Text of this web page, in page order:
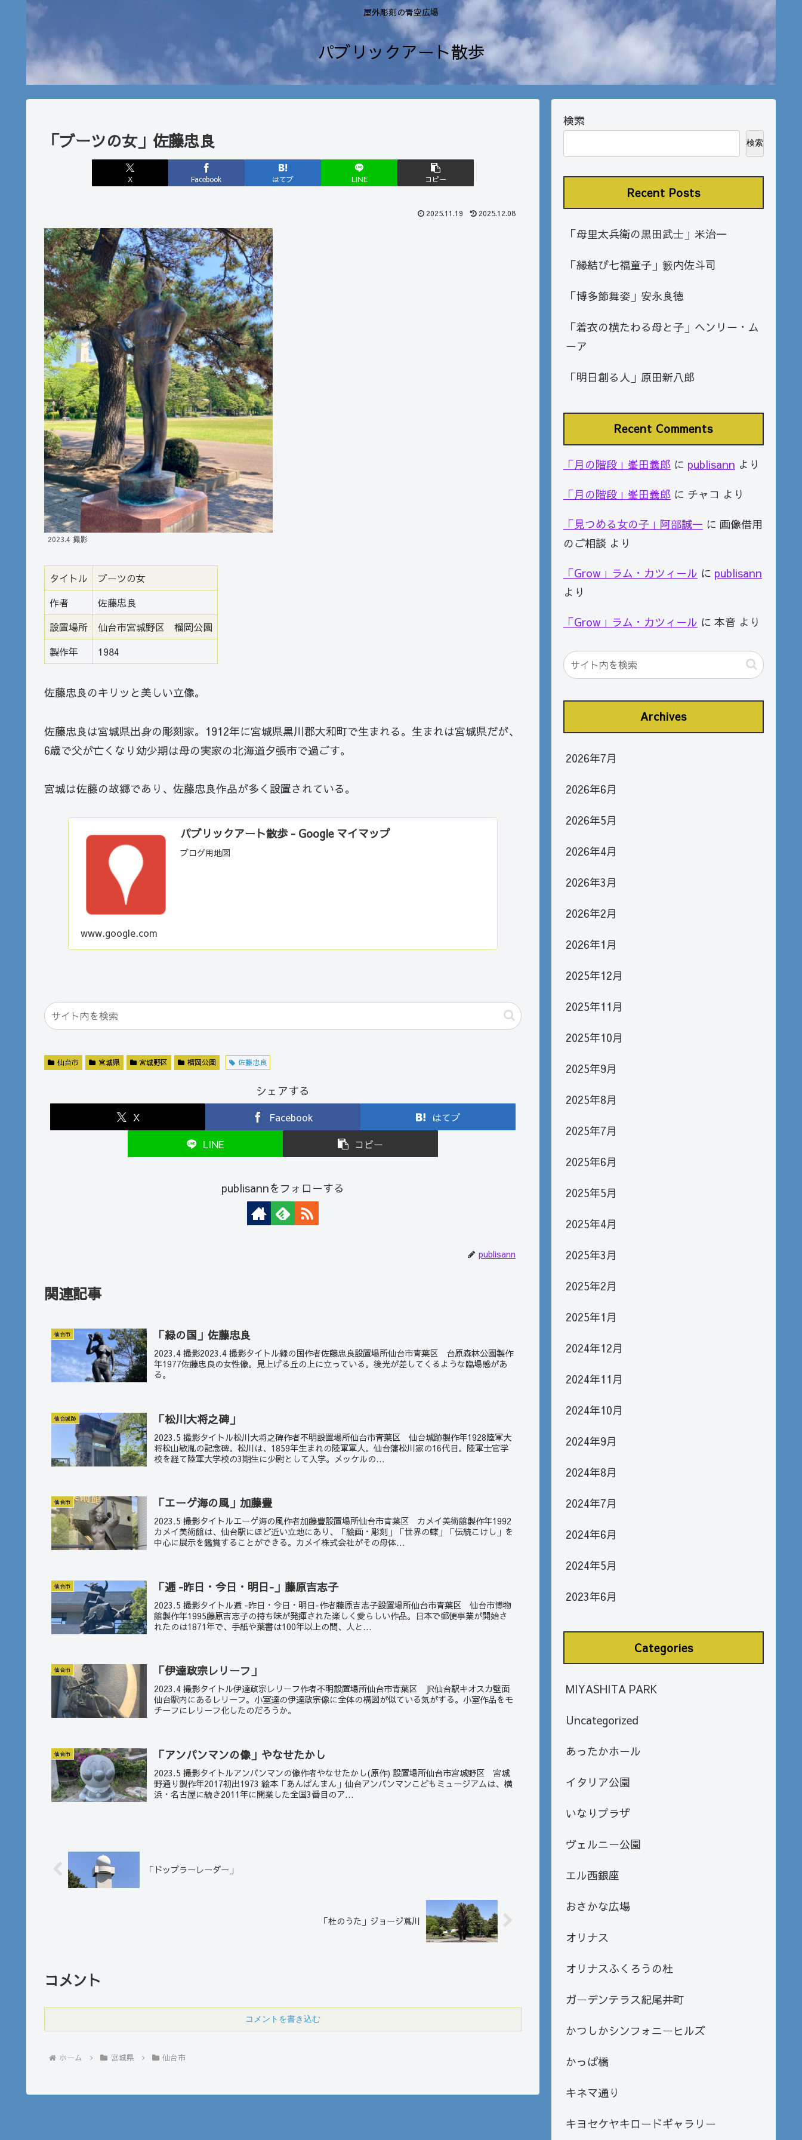
屋外彫刻の青空広場
パブリックアート散歩
「ブーツの女」佐藤忠良
X Facebook はてブ LINE コピー
2025.11.19 2025.12.08
2023.4 撮影
タイトル
ブーツの女
作者
佐藤忠良
設置場所
仙台市宮城野区 榴岡公園
製作年
1984
佐藤忠良のキリッと美しい立像。
佐藤忠良は宮城県出身の彫刻家。1912年に宮城県黒川郡大和町で生まれる。生まれは宮城県だが、
6歳で父が亡くなり幼少期は母の実家の北海道夕張市で過ごす。
宮城は佐藤の故郷であり、佐藤忠良作品が多く設置されている。
パブリックアート散歩 - Google マイマップ
ブログ用地図
www.google.com
仙台市 宮城県 宮城野区 榴岡公園 佐藤忠良
シェアする
X Facebook はてブ
LINE コピー
publisannをフォローする
publisann
関連記事
仙台市 「緑の国」佐藤忠良
2023.4 撮影2023.4 撮影タイトル緑の国作者佐藤忠良設置場所仙台市青葉区 台原森林公園製作
年1977佐藤忠良の女性像。見上げる丘の上に立っている。後光が差してくるような臨場感があ
る。
仙台城跡 「松川大将之碑」
2023.5 撮影タイトル松川大将之碑作者不明設置場所仙台市青葉区 仙台城跡製作年1928陸軍大
将松山敏胤の記念碑。松川は、1859年生まれの陸軍軍人。仙台藩松川家の16代目。陸軍士官学
校を経て陸軍大学校の3期生に少尉として入学。メッケルの...
仙台市 「エーゲ海の風」加藤豊
2023.5 撮影タイトルエーゲ海の風作者加藤豊設置場所仙台市青葉区 カメイ美術館製作年1992
カメイ美術館は、仙台駅にほど近い立地にあり、「絵画・彫刻」「世界の蝶」「伝統こけし」を
中心に展示を鑑賞することができる。カメイ株式会社がその母体...
仙台市 「逓 -昨日・今日・明日-」藤原吉志子
2023.5 撮影タイトル逓 -昨日・今日・明日-作者藤原吉志子設置場所仙台市青葉区 仙台市博物
館製作年1995藤原吉志子の持ち味が発揮された楽しく愛らしい作品。日本で郵便事業が開始さ
れたのは1871年で、手紙や葉書は100年以上の間、人と...
仙台市 「伊達政宗レリーフ」
2023.4 撮影タイトル伊達政宗レリーフ作者不明設置場所仙台市青葉区 JR仙台駅キオスカ壁面
仙台駅内にあるレリーフ。小室達の伊達政宗像に全体の構図が似ている気がする。小室作品をモ
チーフにレリーフ化したのだろうか。
仙台市 「アンパンマンの像」やなせたかし
2023.5 撮影タイトルアンパンマンの像作者やなせたかし(原作) 設置場所仙台市宮城野区 宮城
野通り製作年2017初出1973 絵本「あんぱんまん」仙台アンパンマンこどもミュージアムは、横
浜・名古屋に続き2011年に開業した全国3番目のア...
「ドップラーレーダー」
「杜のうた」ジョージ蔦川
コメント
コメントを書き込む
ホーム 宮城県 仙台市
検索
検索
Recent Posts
「母里太兵衛の黒田武士」米治一
「縁結び七福童子」籔内佐斗司
「博多節舞姿」安永良徳
「着衣の横たわる母と子」ヘンリー・ム
ーア
「明日創る人」原田新八郎
Recent Comments
「月の階段」峯田義郎 に publisann より
「月の階段」峯田義郎 に チャコ より
「見つめる女の子」阿部誠一 に 画像借用
のご相談 より
「Grow」ラム・カツィール に publisann
より
「Grow」ラム・カツィール に 本音 より
Archives
2026年7月
2026年6月
2026年5月
2026年4月
2026年3月
2026年2月
2026年1月
2025年12月
2025年11月
2025年10月
2025年9月
2025年8月
2025年7月
2025年6月
2025年5月
2025年4月
2025年3月
2025年2月
2025年1月
2024年12月
2024年11月
2024年10月
2024年9月
2024年8月
2024年7月
2024年6月
2024年5月
2023年6月
Categories
MIYASHITA PARK
Uncategorized
あったかホール
イタリア公園
いなりプラザ
ヴェルニー公園
エル西銀座
おさかな広場
オリナス
オリナスふくろうの杜
ガーデンテラス紀尾井町
かつしかシンフォニーヒルズ
かっぱ橋
キネマ通り
キヨセケヤキロードギャラリー